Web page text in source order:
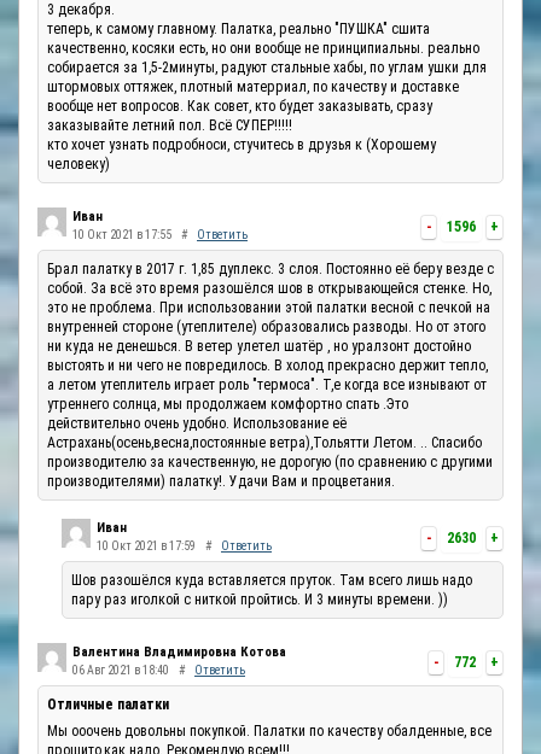
3 декабря.
теперь, к самому главному. Палатка, реально "ПУШКА" сшита
качественно, косяки есть, но они вообще не принципиальны. реально
собирается за 1,5-2минуты, радуют стальные хабы, по углам ушки для
штормовых оттяжек, плотный матерриал, по качеству и доставке
вообще нет вопросов. Как совет, кто будет заказывать, сразу
заказывайте летний пол. Всё СУПЕР!!!!!
кто хочет узнать подробноси, стучитесь в друзья к (Хорошему
человеку)
- 1596 +
Иван
10 Окт 2021 в 17:55 # Ответить
Брал палатку в 2017 г. 1,85 дуплекс. 3 слоя. Постоянно её беру везде с
собой. За всё это время разошёлся шов в открывающейся стенке. Но,
это не проблема. При использовании этой палатки весной с печкой на
внутренней стороне (утеплителе) образовались разводы. Но от этого
ни куда не денешься. В ветер улетел шатёр , но уралзонт достойно
выстоять и ни чего не повредилось. В холод прекрасно держит тепло,
а летом утеплитель играет роль "термоса". Т,е когда все изнывают от
утреннего солнца, мы продолжаем комфортно спать .Это
действительно очень удобно. Использование её
Астрахань(осень,весна,постоянные ветра),Тольятти Летом. .. Спасибо
производителю за качественную, не дорогую (по сравнению с другими
производителями) палатку!. Удачи Вам и процветания.
- 2630 +
Иван
10 Окт 2021 в 17:59 # Ответить
Шов разошёлся куда вставляется пруток. Там всего лишь надо
пару раз иголкой с ниткой пройтись. И 3 минуты времени. ))
- 772 +
Валентина Владимировна Котова
06 Авг 2021 в 18:40 # Ответить
Отличные палатки
Мы ооочень довольны покупкой. Палатки по качеству обалденные, все
прошито,как надо. Рекомендую всем!!!